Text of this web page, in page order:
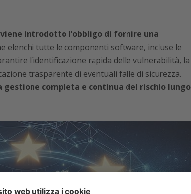
introdotto l’obbligo di fornire una
elenchi tutte le componenti software, incluse le
l’identificazione rapida delle vulnerabilità, la
trasparente di eventuali falle di sicurezza.
gestione completa e continua del rischio lungo